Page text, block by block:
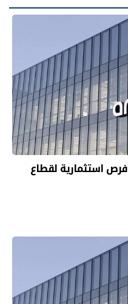
«أرامكو» السعودية تطرح 210 فرص استثمارية لقطاع